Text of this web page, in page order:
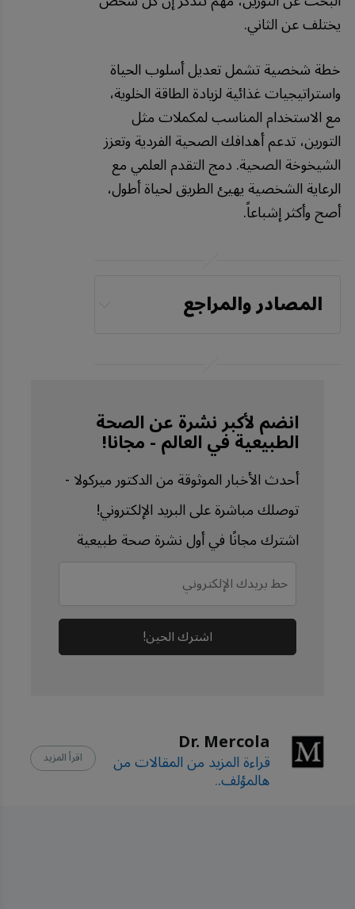
يختلف عن الثاني.
خطة شخصية تشمل تعديل أسلوب الحياة
واستراتيجيات غذائية لزيادة الطاقة الخلوية،
مع الاستخدام المناسب لمكملات مثل
التورين، تدعم أهدافك الصحية الفردية وتعزز
الشيخوخة الصحية. دمج التقدم العلمي مع
الرعاية الشخصية يهيئ الطريق لحياة أطول،
أصح وأكثر إشباعاً.
المصادر والمراجع
30, 2023;15(19):4236
International Journal of
Molecular Sciences,
May 21,
2020;21(10):3624,
Conclusion
Journal of Geriatric
Cardiology, November
28, 2023;20(11):813-823,
Conclusion
2010;17(Suppl 1):S6
انضم لأكبر نشرة عن الصحة
الطبيعية في العالم - مجانا!
أحدث الأخبار الموثوقة من الدكتور ميركولا -
توصلك مباشرة على البريد الإلكتروني!
اشترك مجانًا في أول نشرة صحة طبيعية
اشترك الحين!
Dr. Mercola
قراءة المزيد من المقالات من
هالمؤلف..
اقرأ المزيد